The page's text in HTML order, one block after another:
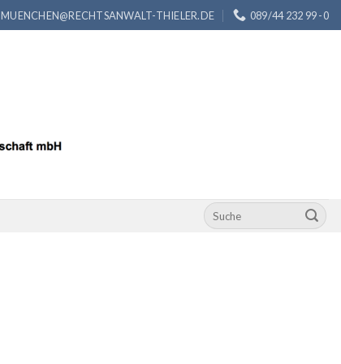
MUENCHEN@RECHTSANWALT-THIELER.DE 089/44 232 99 -0